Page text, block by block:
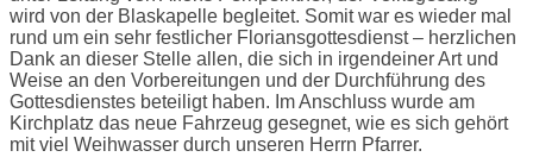
wird von der Blaskapelle begleitet. Somit war es wieder mal
rund um ein sehr festlicher Floriansgottesdienst – herzlichen
Dank an dieser Stelle allen, die sich in irgendeiner Art und
Weise an den Vorbereitungen und der Durchführung des
Gottesdienstes beteiligt haben. Im Anschluss wurde am
Kirchplatz das neue Fahrzeug gesegnet, wie es sich gehört
mit viel Weihwasser durch unseren Herrn Pfarrer.